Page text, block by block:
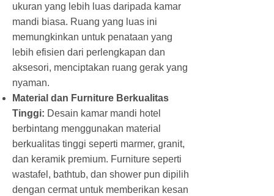
ukuran yang lebih luas daripada kamar
mandi biasa. Ruang yang luas ini
memungkinkan untuk penataan yang
lebih efisien dari perlengkapan dan
aksesori, menciptakan ruang gerak yang
nyaman.
Material dan Furniture Berkualitas
Tinggi: Desain kamar mandi hotel
berbintang menggunakan material
berkualitas tinggi seperti marmer, granit,
dan keramik premium. Furniture seperti
wastafel, bathtub, dan shower pun dipilih
dengan cermat untuk memberikan kesan